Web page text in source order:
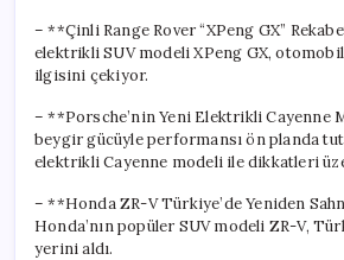
– **Çinli Range Rover “XPeng GX”
elektrikli SUV modeli XPeng GX,
ilgisini çekiyor.
– **Porsche’nin Yeni Elektrikli Cayenne
beygir gücüyle performansı ön planda
elektrikli Cayenne modeli ile dikkatleri
– **Honda ZR-V Türkiye’de Yeniden
Honda’nın popüler SUV modeli ZR-V,
yerini aldı.